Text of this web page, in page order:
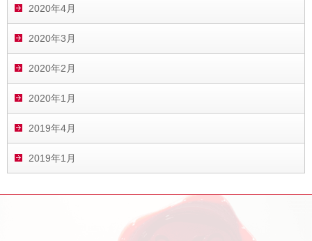
2020年4月
2020年3月
2020年2月
2020年1月
2019年4月
2019年1月